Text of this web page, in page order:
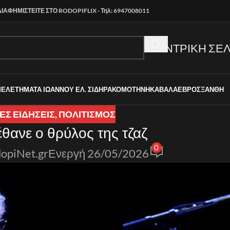
ΣΤΟ RODOPIFLIX - Τηλ: 6947008011
ΚΕΝΤΡΙΚΗ
ΙΩΑΝΝΟΥ ΕΛ. ΣΙΔΗΡΑΚΟΜΟΤΗΝΗΚΑΒΑΛΑΕΒΡΟΣΞΑΝΘΗ
ΕΙΔΉΣΕΙΣ,ΠΟΛΙΤΙΣΜΟΣ
ο θρύλος της τζαζ
Ενεργή 26/05/2026 0